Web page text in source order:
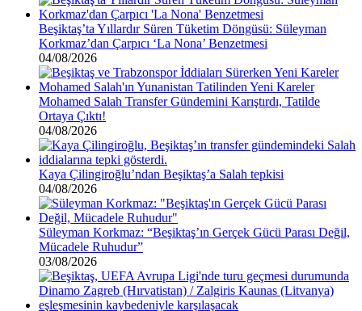
Beşiktaş’ta Yıllardır Süren Tüketim Döngüsü: Süleyman
Korkmaz’dan Çarpıcı ‘La Nona’ Benzetmesi
04/08/2026
Mohamed Salah Transfer Gündemini Karıştırdı, Tatilde
Ortaya Çıktı!
04/08/2026
Kaya Çilingiroğlu’ndan Beşiktaş’a Salah tepkisi
04/08/2026
Süleyman Korkmaz: “Beşiktaş’ın Gerçek Gücü Parası Değil,
Mücadele Ruhudur”
03/08/2026